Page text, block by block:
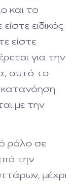
και το
ειδικός
είστε
για την
αυτό το
με την
ρόλο σε
την
μέχρι